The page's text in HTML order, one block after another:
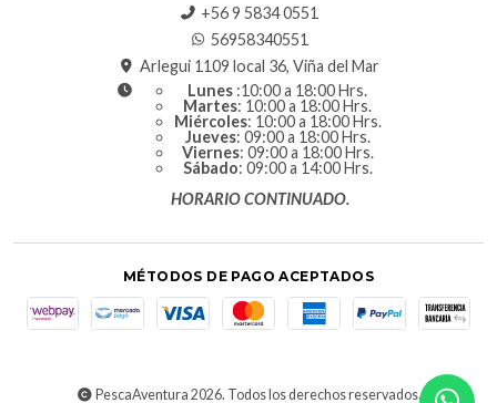
+56 9 5834 0551
56958340551
Arlegui 1109 local 36, Viña del Mar
Lunes :10:00 a 18:00 Hrs.
Martes: 10:00 a 18:00 Hrs.
Miércoles: 10:00 a 18:00 Hrs.
Jueves: 09:00 a 18:00 Hrs.
Viernes: 09:00 a 18:00 Hrs.
Sábado: 09:00 a 14:00 Hrs.
HORARIO CONTINUADO.
MÉTODOS DE PAGO ACEPTADOS
PescaAventura 2026. Todos los derechos reservados.